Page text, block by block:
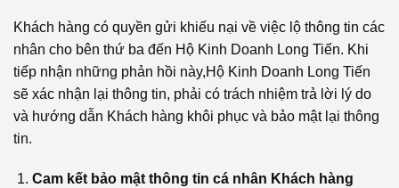
Khách hàng có quyền gửi khiếu nại về việc lộ thông tin các
nhân cho bên thứ ba đến Hộ Kinh Doanh Long Tiến. Khi
tiếp nhận những phản hồi này,Hộ Kinh Doanh Long Tiến
sẽ xác nhận lại thông tin, phải có trách nhiệm trả lời lý do
và hướng dẫn Khách hàng khôi phục và bảo mật lại thông
tin.
Cam kết bảo mật thông tin cá nhân Khách hàng